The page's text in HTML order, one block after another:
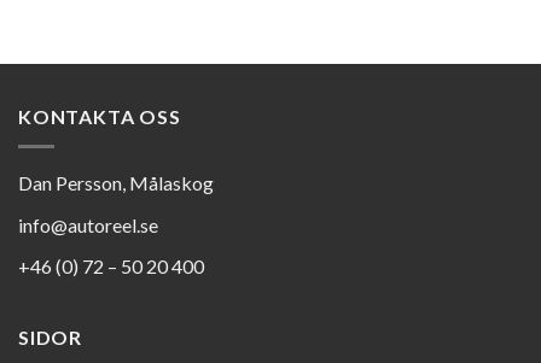
KONTAKTA OSS
Dan Persson, Målaskog
info@autoreel.se
+46 (0) 72 – 50 20 400
SIDOR